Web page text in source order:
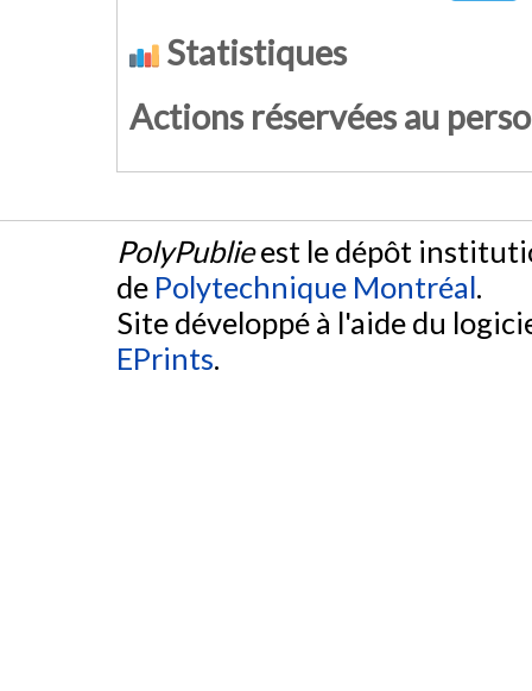
Statistiques
Actions réservées au
PolyPublieest le dépôt
de Polytechnique Montréal.
Site développé à l'aide du
EPrints.